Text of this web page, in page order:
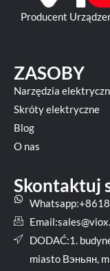
Producent
ZASOBY
Narzędzia
Skróty elektryczne
Blog
O nas
Skontaktuj
Email:
DODAĆ:1.
miasto Вэньян,